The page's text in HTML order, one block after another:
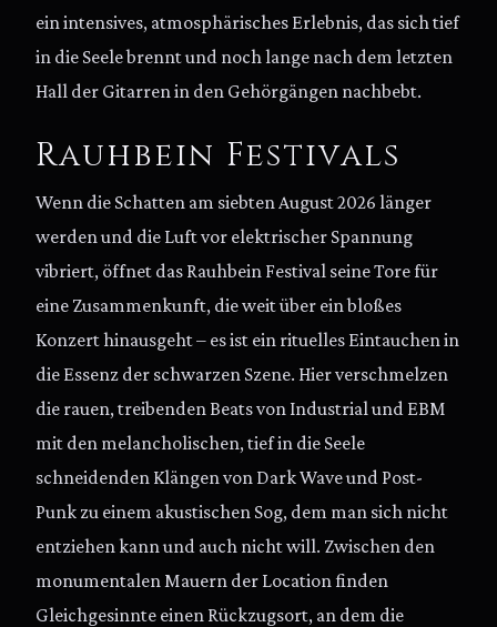
ein intensives, atmosphärisches Erlebnis, das sich tief
in die Seele brennt und noch lange nach dem letzten
Hall der Gitarren in den Gehörgängen nachbebt.
Rauhbein Festivals
Wenn die Schatten am siebten August 2026 länger
werden und die Luft vor elektrischer Spannung
vibriert, öffnet das Rauhbein Festival seine Tore für
eine Zusammenkunft, die weit über ein bloßes
Konzert hinausgeht – es ist ein rituelles Eintauchen in
die Essenz der schwarzen Szene. Hier verschmelzen
die rauen, treibenden Beats von Industrial und EBM
mit den melancholischen, tief in die Seele
schneidenden Klängen von Dark Wave und Post-
Punk zu einem akustischen Sog, dem man sich nicht
entziehen kann und auch nicht will. Zwischen den
monumentalen Mauern der Location finden
Gleichgesinnte einen Rückzugsort, an dem die